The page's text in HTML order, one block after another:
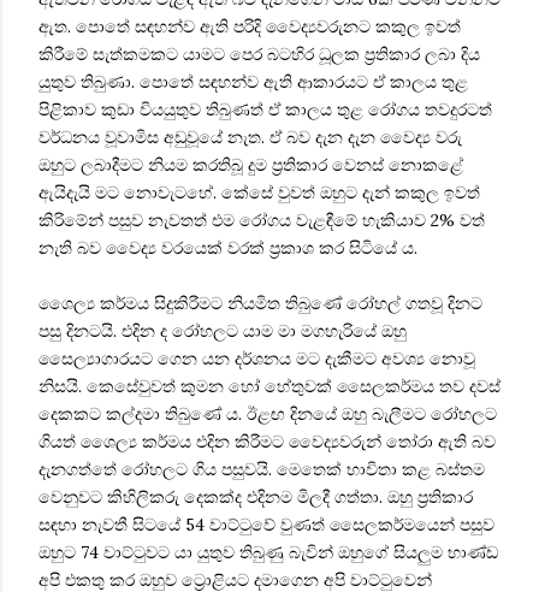
ඇත. පොතේ සඳහන්ව ඇති පරිදි වෛද්‍යවරුනට කකුල ඉවත්
කිරීමේ සැත්කමකට යාමට පෙර බටහිර ධූලක ප්‍රතිකාර ලබා දිය
යුතුව තිබුණා. පොතේ සඳහන්ව ඇති ආකාරයට ඒ කාලය තුළ
පිළිකාව කුඩා වියයුතුව තිබුණත් ඒ කාලය තුළ රෝගය තවදුරටත්
වර්ධනය වූවාමිස අඩුවූයේ නැත. ඒ බව දැන දැන වෛද්‍ය වරු
ඔහුට ලබාදීමට නියම කරතිබූ දුම ප්‍රතිකාර වෙනස් නොකළේ
ඇයිදැයි මට නොවැටහේ. කේසේ වුවත් ඔහුට දැන් කකුල ඉවත්
කිරිමේන් පසුව නැවතත් එම රෝගය වැළඳීමේ හැකියාව 2% වත්
නැති බව වෛද්‍ය වරයෙක් වරක් ප්‍රකාශ කර සිටියේ ය.
ශෛල්‍ය කර්මය සිදුකිරීමට නියමිත තිබුණේ රෝහල් ගතවූ දිනට
පසු දිනටයි. එදින ද රෝහලට යාම මා මගහැරියේ ඔහු
සෛල්‍යාගාරයට ගෙන යන දර්ශනය මට දැකීමට අවශ්‍ය නොවූ
නිසයි. කෙසේවුවත් කුමන හෝ හේතුවක් සෛලකර්මය තව දවස්
දෙකකට කල්දමා තිබුණේ ය. ඊළඟ දිනයේ ඔහු බැලීමට රෝහලට
ගියත් ශෛල්‍ය කර්මය එදින කිරීමට වෛද්‍යවරුන් තෝරා ඇති බව
දැනගත්තේ රෝහලට ගිය පසුවයි. මෙතෙක් භාවිතා කළ බස්තම
වෙනුවට කිහිලිකරු දෙකක්ද එදිනම මිලදී ගත්තා. ඔහු ප්‍රතිකාර
සඳහා නැවතී සිටයේ 54 වාට්ටුවේ වුණත් සෛලකර්මයෙන් පසුව
ඔහුට 74 වාට්ටුවට යා යුතුව තිබුණු බැවින් ඔහුගේ සියලුම භාණ්ඩ
අපි එකතු කර ඔහුව ට්‍රොළියට දමාගෙන අපි වාට්ටුවෙන්